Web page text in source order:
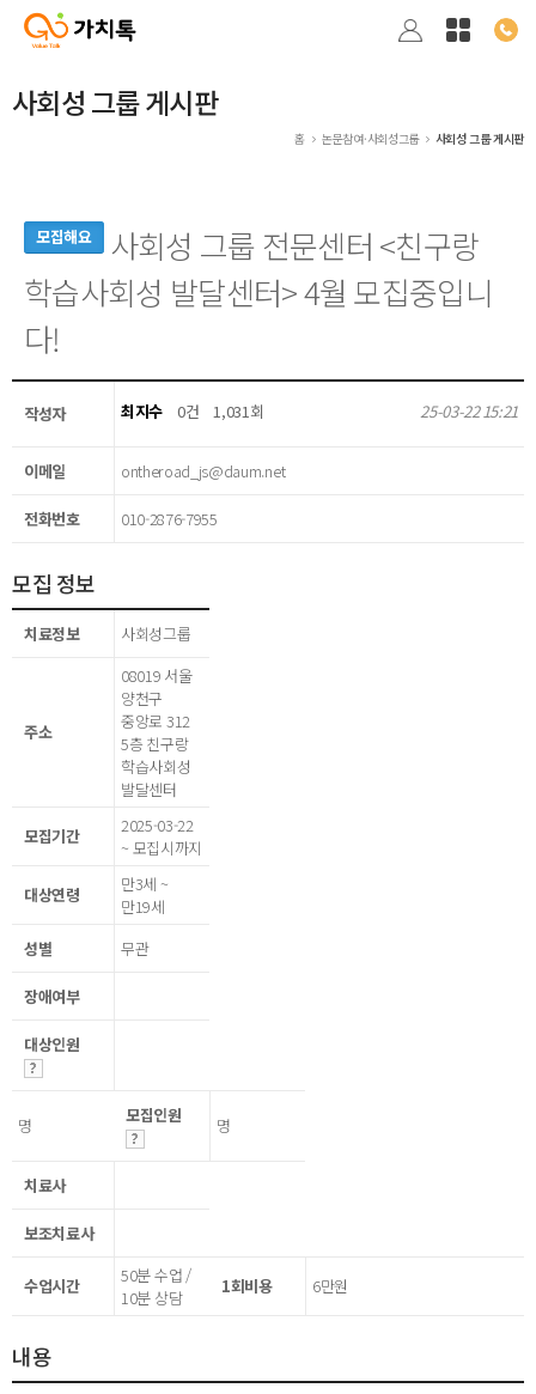
사회성 그룹 게시판
홈 논문참여·사회성그룹 사회성 그룹 게시판
모집해요
사회성 그룹 전문센터 <친구랑
학습사회성 발달센터> 4월 모집중입니
다!
작성자 최지수 0건 1,031회 25-03-22 15:21
이메일 ontheroad_js@daum.net
전화번호 010-2876-7955
모집 정보
치료정보 사회성그룹
주소
08019 서울
양천구
중앙로 312
5층 친구랑
학습사회성
발달센터
모집기간
2025-03-22
~ 모집시까지
대상연령
만3세 ~
만19세
성별
무관
장애여부
대상인원
명 모집인원 명
치료사
보조치료사
수업시간
50분 수업 /
10분 상담
1회비용 6만원
내용